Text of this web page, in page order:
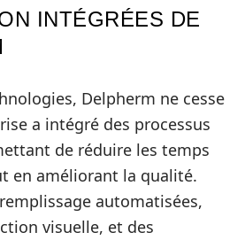
INTÉGRÉES DE
Delpherm ne cesse
a intégré des processus
de réduire les temps
en améliorant la qualité.
automatisées,
visuelle, et des